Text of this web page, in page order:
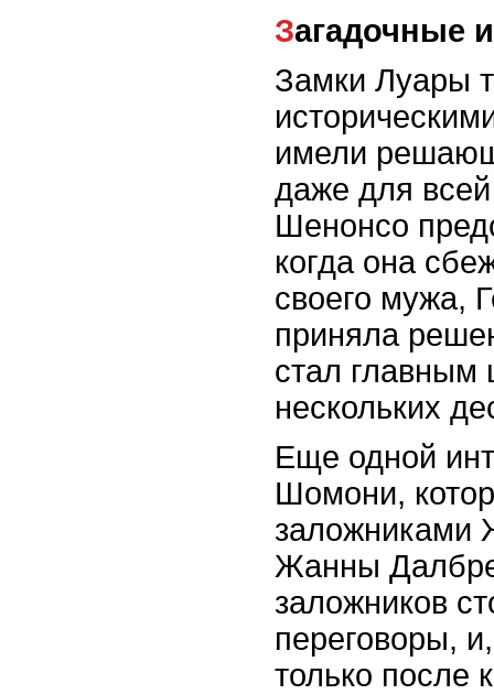
Загадочные
Замки Луары
имели
даже для
Шенонсо
когда она
своего мужа,
приняла
стал главным
нескольких
Еще одной
Шомони,
заложниками
Жанны
заложников
переговоры,
только после